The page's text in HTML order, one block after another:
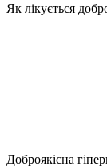
Як лікується
Доброякісна